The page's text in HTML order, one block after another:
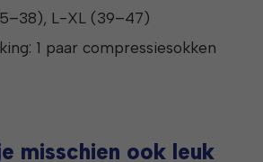
L-XL (39–47)
1 paar compressiesokken
misschien ook leuk